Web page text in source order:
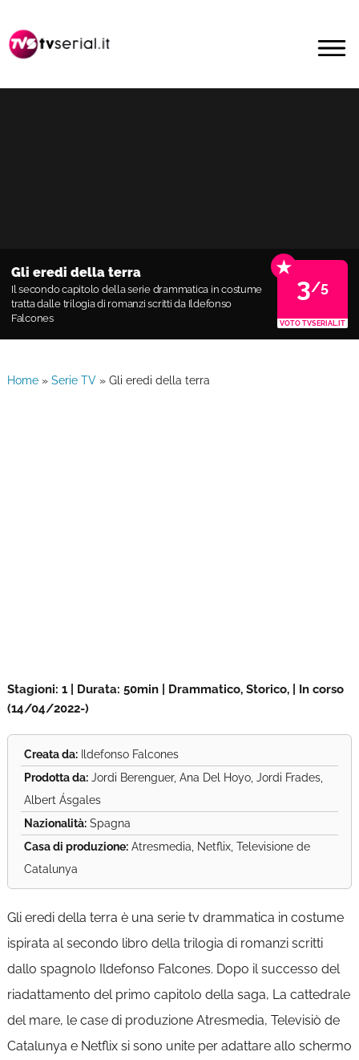
alla
navigazione
contenuto
MENU
Gli eredi della terra
Il secondo capitolo della serie drammatica in costume
tratta dalle trilogia di romanzi scritti da Ildefonso
Falcones
★
3/5
VOTO TVSERIAL.IT
Home» Serie TV» Gli eredi della terra
Stagioni: 1 | Durata: 50min | Drammatico, Storico, | In corso
(14/04/2022-)
Creata da:Ildefonso Falcones
Prodotta da:Jordi Berenguer, Ana Del Hoyo, Jordi Frades,
Albert Ásgales
Nazionalità:Spagna
Casa di produzione:Atresmedia, Netflix, Televisione de
Catalunya
Gli eredi della terra è una serie tv drammatica in costume
ispirata al secondo libro della trilogia di romanzi scritti
dallo spagnolo Ildefonso Falcones. Dopo il successo del
riadattamento del primo capitolo della saga, La cattedrale
del mare, le case di produzione Atresmedia, Televisiò de
Catalunya e Netflix si sono unite per adattare allo schermo